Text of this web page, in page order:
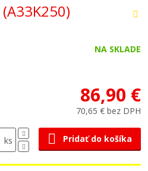
(A33K250)
NA SKLADE
86,90 €
70,65 € bez DPH
ks Pridať do košíka